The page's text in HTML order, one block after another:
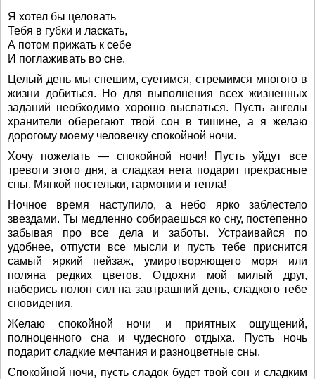
Я хотел бы целовать
Тебя в губки и ласкать,
А потом прижать к себе
И поглаживать во сне.
Целый день мы спешим, суетимся, стремимся многого в
жизни добиться. Но для выполнения всех жизненных
заданий необходимо хорошо выспаться. Пусть ангелы
хранители оберегают твой сон в тишине, а я желаю
дорогому моему человечку спокойной ночи.
Хочу пожелать — спокойной ночи! Пусть уйдут все
тревоги этого дня, а сладкая нега подарит прекрасные
сны. Мягкой постельки, гармонии и тепла!
Ночное время наступило, а небо ярко заблестело
звездами. Ты медленно собираешься ко сну, постепенно
забывая про все дела и заботы. Устраивайся по
удобнее, отпусти все мысли и пусть тебе приснится
самый яркий пейзаж, умиротворяющего моря или
поляна редких цветов. Отдохни мой милый друг,
наберись полон сил на завтрашний день, сладкого тебе
сновидения.
Желаю спокойной ночи и приятных ощущений,
полноценного сна и чудесного отдыха. Пусть ночь
подарит сладкие мечтания и разноцветные сны.
Спокойной ночи, пусть сладок будет твой сон и сладким